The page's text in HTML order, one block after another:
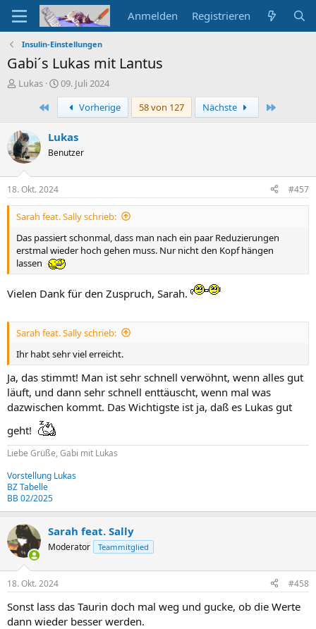
Anmelden Registrieren
Insulin-Einstellungen
Gabi´s Lukas mit Lantus
E
e
l
l
e
Lukas
E
r
t
e
m
09. Juli 2024
Erste
Vorherige 58 von 127 Nächste
Lukas
Benutzer
18. Okt. 2024 #457
Sarah feat. Sally schrieb:
Das passiert schonmal, dass man nach ein paar Reduzierungen
erstmal wieder hoch gehen muss. Nur nicht den Kopf hängen
lassen
Vielen Dank für den Zuspruch, Sarah.
Sarah feat. Sally schrieb:
Ihr habt sehr viel erreicht.
Ja, das stimmt! Man ist sehr schnell verwöhnt, wenn alles gut
läuft, und dann sehr schnell enttäuscht, wenn mal was
dazwischen kommt. Das Wichtigste ist ja, daß es Lukas gut
geht!
Liebe Grüße, Gabi mit Lukas
Vorstellung Lukas
BZ Tabelle
BB 02/2025
Sarah feat. Sally
Moderator Teammitglied
18. Okt. 2024 #458
Sonst lass das Taurin doch mal weg und gucke, ob die Werte
dann wieder besser werden.